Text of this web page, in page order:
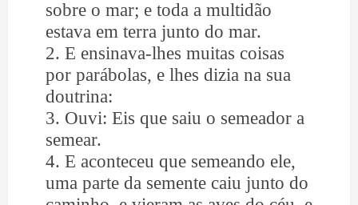
sobre o mar; e toda a multidão
estava em terra junto do mar.
2. E ensinava-lhes muitas coisas
por parábolas, e lhes dizia na sua
doutrina:
3. Ouvi: Eis que saiu o semeador a
semear.
4. E aconteceu que semeando ele,
uma parte da semente caiu junto do